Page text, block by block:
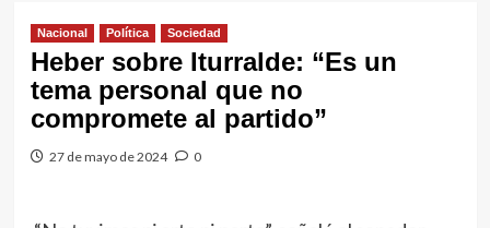
Nacional Política Sociedad
Heber sobre Iturralde: “Es un
tema personal que no
compromete al partido”
27 de mayo de 2024 0